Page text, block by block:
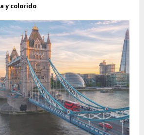
y colorido